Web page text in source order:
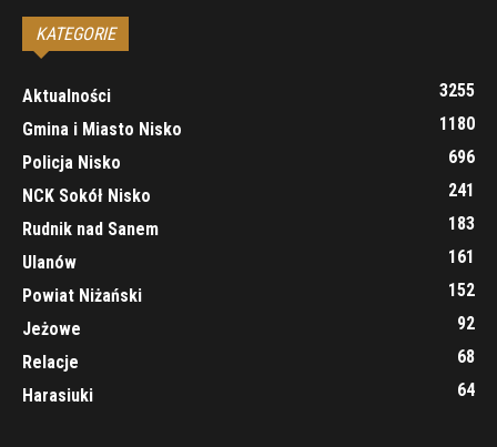
KATEGORIE
Aktualności
3255
Gmina i Miasto Nisko
1180
Policja Nisko
696
NCK Sokół Nisko
241
Rudnik nad Sanem
183
Ulanów
161
Powiat Niżański
152
Jeżowe
92
Relacje
68
Harasiuki
64